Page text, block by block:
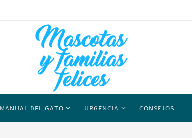
MANUAL DEL GATO URGENCIA CONSEJOS